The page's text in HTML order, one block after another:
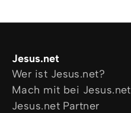
Jesus.net
Wer ist Jesus.net?
Mach mit bei Jesus.net
Jesus.net Partner